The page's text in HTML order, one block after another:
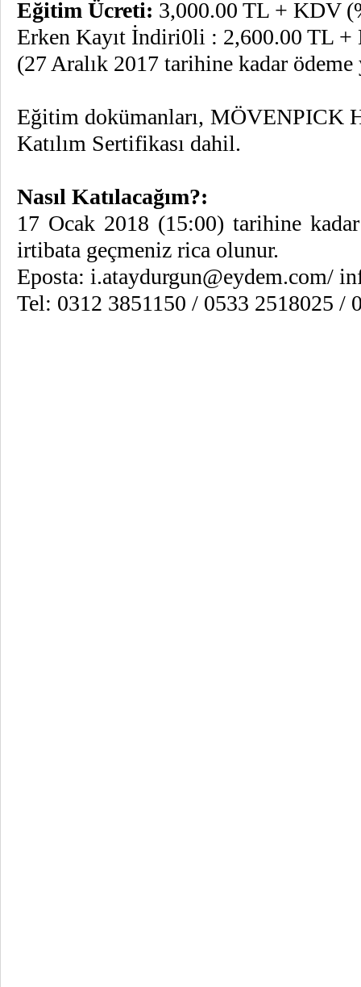
Eğitim Ücreti: 3,000.00 TL + KDV
Erken Kayıt İndiri0li : 2,600.00 TL
(27 Aralık 2017 tarihine kadar ödeme
Eğitim dokümanları, MÖVENPICK
Katılım Sertifikası dahil.
Nasıl Katılacağım?:
17 Ocak 2018 (15:00) tarihine
irtibata geçmeniz rica olunur.
Eposta: i.ataydurgun@eydem.com/
Tel: 0312 3851150 / 0533 2518025